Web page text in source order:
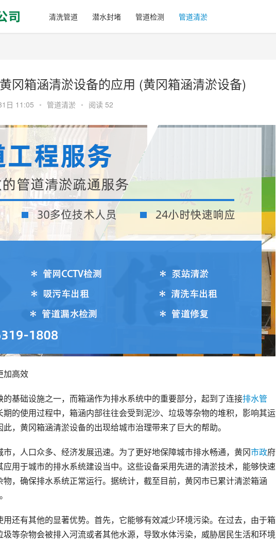
清洗管道 潜水封堵 管道检测 管道清淤
冈箱涵清淤设备的应用 (黄冈箱涵清淤设备)
日 11:05 • 管道清淤 • 阅读 52
加高效
基础设施之一，而箱涵作为排水系统中的重要部分，起到了连接排水管
的使用过程中，箱涵内部往往会受到泥沙、垃圾等杂物的堆积，影响其运
，黄冈箱涵清淤设备的出现给城市治理带来了巨大的帮助。
，人口众多、经济发展迅速。为了更好地保障城市排水畅通，黄冈市政府
用于城市的排水系统建设当中。这些设备采用先进的清淤技术，能够快速
，确保排水系统正常运行。据统计，截至目前，黄冈市已累计清淤箱涵
还有其他的显著优势。首先，它能够有效减少环境污染。在过去，由于箱
等杂物会被排入河流或者其他水源，导致水体污染，威胁居民生活和环境